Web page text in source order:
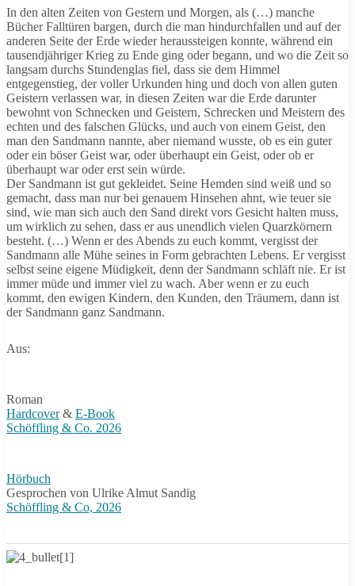
In den alten Zeiten von Gestern und Morgen, als (…) manche
Bücher Falltüren bargen, durch die man hindurchfallen und auf der
anderen Seite der Erde wieder heraussteigen konnte, während ein
tausendjähriger Krieg zu Ende ging oder begann, und wo die Zeit so
langsam durchs Stundenglas fiel, dass sie dem Himmel
entgegenstieg, der voller Urkunden hing und doch von allen guten
Geistern verlassen war, in diesen Zeiten war die Erde darunter
bewohnt von Schnecken und Geistern, Schrecken und Meistern des
echten und des falschen Glücks, und auch von einem Geist, den
man den Sandmann nannte, aber niemand wusste, ob es ein guter
oder ein böser Geist war, oder überhaupt ein Geist, oder ob er
überhaupt war oder erst sein würde.
Der Sandmann ist gut gekleidet. Seine Hemden sind weiß und so
gemacht, dass man nur bei genauem Hinsehen ahnt, wie teuer sie
sind, wie man sich auch den Sand direkt vors Gesicht halten muss,
um wirklich zu sehen, dass er aus unendlich vielen Quarzkörnern
besteht. (…) Wenn er des Abends zu euch kommt, vergisst der
Sandmann alle Mühe seines in Form gebrachten Lebens. Er vergisst
selbst seine eigene Müdigkeit, denn der Sandmann schläft nie. Er ist
immer müde und immer viel zu wach. Aber wenn er zu euch
kommt, den ewigen Kindern, den Kunden, den Träumern, dann ist
der Sandmann ganz Sandmann.
Aus:
Roman
Hardcover& E-Book
Schöffling & Co. 2026
Hörbuch
Gesprochen von Ulrike Almut Sandig
Schöffling & Co, 2026